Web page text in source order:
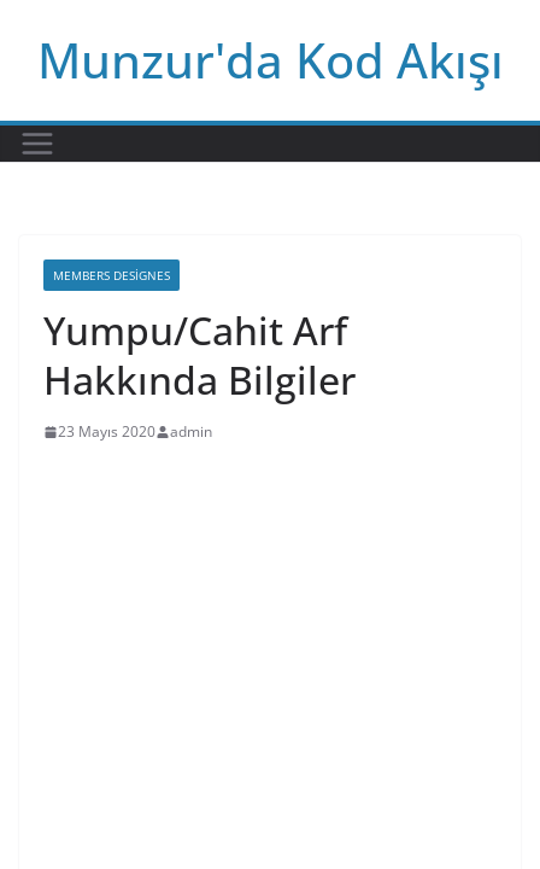
contentMunzur'da Kod Akışı
MEMBERS DESIGNES
Yumpu/Cahit Arf
Hakkında Bilgiler
23 Mayıs 2020 admin